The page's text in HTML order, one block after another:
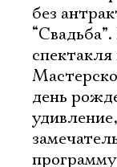
без
спектакля
день